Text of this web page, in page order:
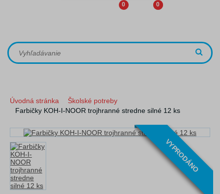
0 0
Úvodná stránka
Školské potreby
Farbičky KOH-I-NOOR trojhranné stredne silné 12 ks
VYPRODÁNO